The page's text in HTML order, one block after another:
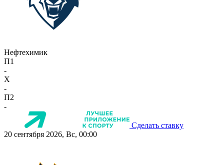
Нефтехимик
П1
-
X
-
П2
-
Сделать ставку
20 сентября 2026, Вс, 00:00